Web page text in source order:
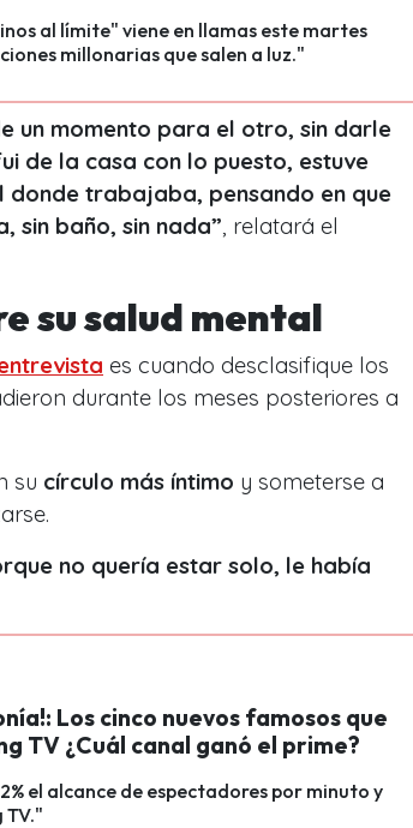
al límite" viene en llamas este martes
millonarias que salen a luz."
un momento para el otro, sin darle
de la casa con lo puesto, estuve
donde trabajaba, pensando en que
sin baño, sin nada” , relatará el
su salud mental
es cuando desclasifique los
durante los meses posteriores a
su círculo más íntimo y someterse a
no quería estar solo, le había
Los cinco nuevos famosos que
TV ¿Cuál canal ganó el prime?
el alcance de espectadores por minuto y
TV."